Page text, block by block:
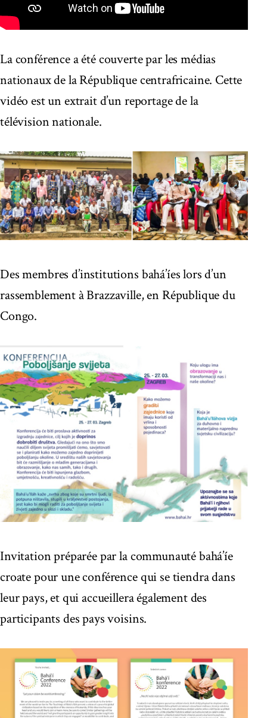
La conférence a été couverte par les médias
nationaux de la République centrafricaine. Cette
vidéo est un extrait d’un reportage de la
télévision nationale.
Des membres d’institutions bahá’íes lors d’un
rassemblement à Brazzaville, en République du
Congo.
Invitation préparée par la communauté bahá’íe
croate pour une conférence qui se tiendra dans
leur pays, et qui accueillera également des
participants des pays voisins.